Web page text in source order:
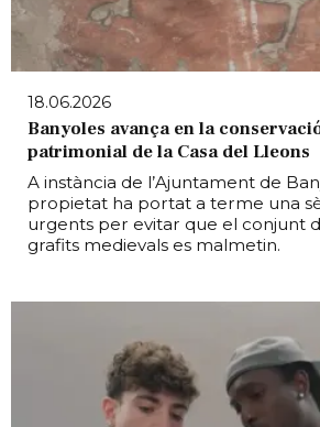
18.06.2026
Banyoles avança en la
patrimonial de la Casa del Lleons
A instància de l’Ajuntament de
propietat ha portat a terme una
urgents per evitar que el conjunt
grafits medievals es malmetin.